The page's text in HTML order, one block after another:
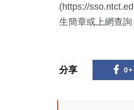
(https://
生簡章或上網查詢
分享 0+